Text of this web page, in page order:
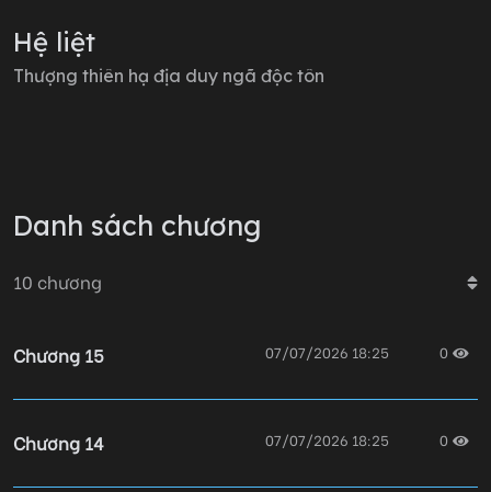
Không ngờ...
Hắn cụp mắt xuống, giọng bình thản.
"Nếu không..."
Hệ liệt
Thượng thiên hạ địa duy ngã độc tôn
Danh sách chương
10 chương
Chương 15 07/07/2026 18:25 0
Chương 14 07/07/2026 18:25 0